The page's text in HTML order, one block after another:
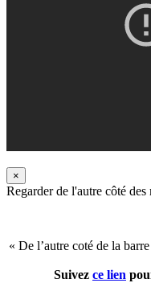
×
Regarder de l'autre côté des
« De l’autre coté de la
Suivez ce lien